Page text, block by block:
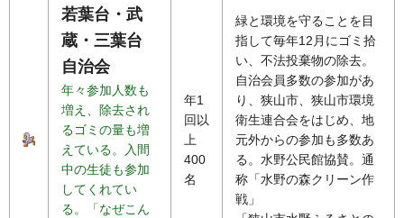
若葉台・武
蔵・三葉台
自治会
年々参加人数も
増え、除去され
るゴミの量も増
えている。入間
中の生徒も参加
してくれてい
る。「なぜこん
年1
回以
上
400
名
緑と環境を守ることを目
指して毎年12月にゴミ拾
い、不法投棄物の除去。
自治会員多数の参加があ
り、狭山市、狭山市環境
衛生連合会をはじめ、地
元外からの参加も多数あ
る。水野公民館協賛。通
称「水野の森クリーン作
戦」